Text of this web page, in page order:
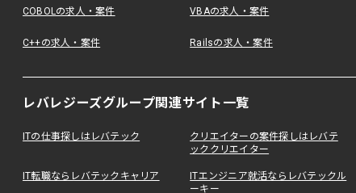
COBOLの求人・案件 VBAの求人・案件
C++の求人・案件 Railsの求人・案件
レバレジーズグループ関連サイト一覧
ITの仕事探しはレバテック
クリエイターの案件探しはレバテ
ッククリエイター
IT転職ならレバテックキャリア
ITエンジニア就活ならレバテックル
ーキー